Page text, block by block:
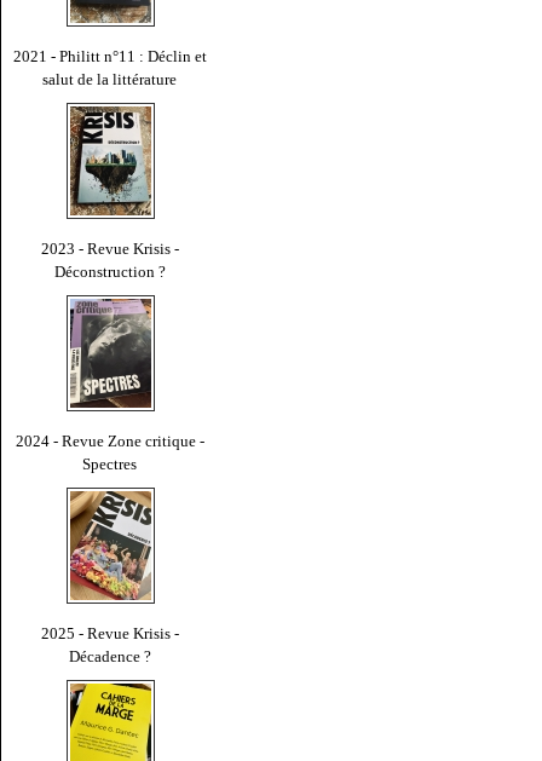
2021 - Philitt n°11 : Déclin et
salut de la littérature
2023 - Revue Krisis -
Déconstruction ?
2024 - Revue Zone critique -
Spectres
2025 - Revue Krisis -
Décadence ?